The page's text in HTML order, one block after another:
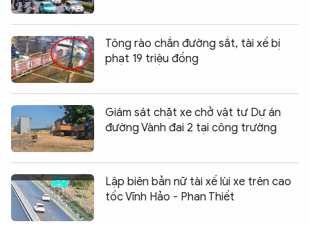
Tông rào chắn đường sắt, tài xế bị
phạt 19 triệu đồng
Giám sát chặt xe chở vật tư Dự án
đường Vành đai 2 tại công trường
Lập biên bản nữ tài xế lùi xe trên cao
tốc Vĩnh Hảo - Phan Thiết